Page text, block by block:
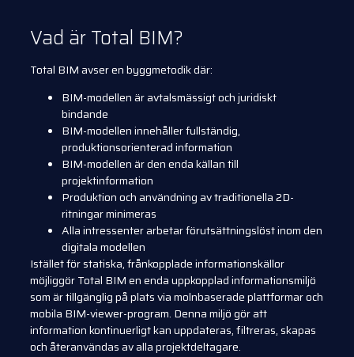
Vad är Total BIM?
Total BIM avser en byggmetodik där:
BIM-modellen är avtalsmässigt och juridiskt
bindande
BIM-modellen innehåller fullständig,
produktionsorienterad information
BIM-modellen är den enda källan till
projektinformation
Produktion och användning av traditionella 2D-
ritningar minimeras
Alla intressenter arbetar förutsättningslöst inom den
digitala modellen
Istället för statiska, frånkopplade informationskällor
möjliggör Total BIM en enda uppkopplad informationsmiljö
som är tillgänglig på plats via molnbaserade plattformar och
mobila BIM-viewer-program. Denna miljö gör att
information kontinuerligt kan uppdateras, filtreras, skapas
och återanvändas av alla projektdeltagare.